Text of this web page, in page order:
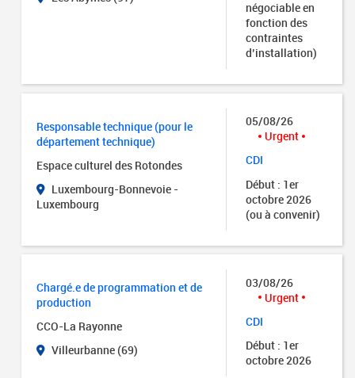
négociable en
fonction des
contraintes
d’installation)
Responsable technique (pour le
département technique)
Espace culturel des Rotondes
Luxembourg-Bonnevoie -
Luxembourg
05/08/26
Urgent
CDI
Début : 1er
octobre 2026
(ou à convenir)
Chargé.e de programmation et de
production
CCO-La Rayonne
Villeurbanne (69)
03/08/26
Urgent
CDI
Début : 1er
octobre 2026